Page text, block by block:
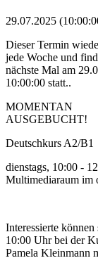
29.07.2025
Dieser Termin
jede Woche und
nächste Mal am
10:00:00 statt..
MOMENTAN
AUSGEBUCHT!
Deutschkurs A2/B1
dienstags, 10:00 -
Multimediaraum im
Interessierte
10:00 Uhr bei der
Pamela Kleinmann